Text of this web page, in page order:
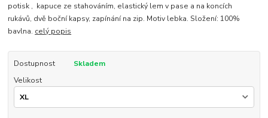
potisk , kapuce ze stahováním, elastický lem v pase a na koncích
rukávů, dvě boční kapsy, zapínání na zip. Motiv lebka. Složení: 100%
bavlna. celý popis
Dostupnost
Skladem
Velikost